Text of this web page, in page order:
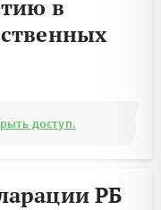
в
доступ.
РБ